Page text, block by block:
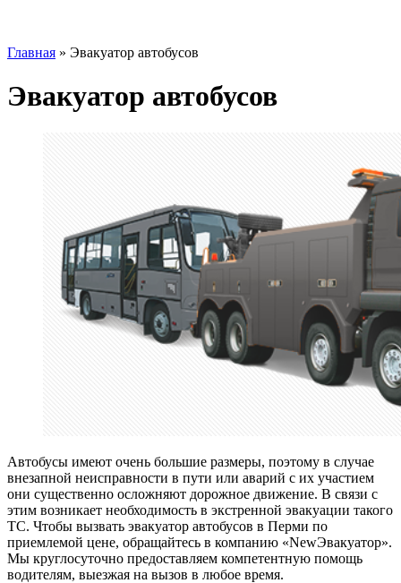
Главная » Эвакуатор автобусов
Эвакуатор автобусов
Автобусы имеют очень большие размеры, поэтому в случае
внезапной неисправности в пути или аварий с их участием
они существенно осложняют дорожное движение. В связи с
этим возникает необходимость в экстренной эвакуации такого
ТС. Чтобы вызвать эвакуатор автобусов в Перми по
приемлемой цене, обращайтесь в компанию «NewЭвакуатор».
Мы круглосуточно предоставляем компетентную помощь
водителям, выезжая на вызов в любое время.